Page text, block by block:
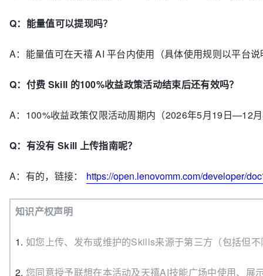
Q：能量值可以提现吗？
A：能量值可在天禧 AI 平台内使用（具体使用规则以平台
Q：付费 Skill 的100%收益政策活动结束后还有效吗？
A：100%收益政策仅限活动周期内（2026年5月19日—12
Q：有没有 Skill 上传指南呢？
A：有的，链接： https://open.lenovomm.com/developer/
知识产权声明
1. 如您上传、发布或维护的Skills来源于第三方（包括但
2. 您同意授予联想在本活动及天禧AI技能广场中使用、